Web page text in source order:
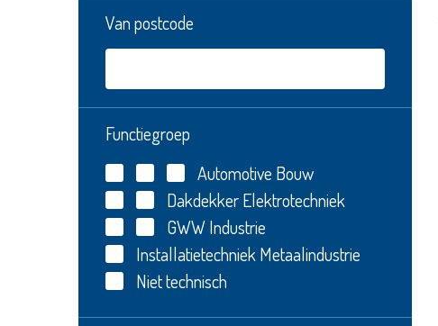
Van postcode
Functiegroep
Automotive Bouw
DakdekkerElektrotechniek
GWWIndustrie
Installatietechniek Metaalindustrie
Niet technisch